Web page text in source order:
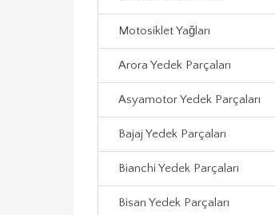
Motosiklet Yağları
Arora Yedek Parçaları
Asyamotor Yedek Parçaları
Bajaj Yedek Parçaları
Bianchi Yedek Parçaları
Bisan Yedek Parçaları